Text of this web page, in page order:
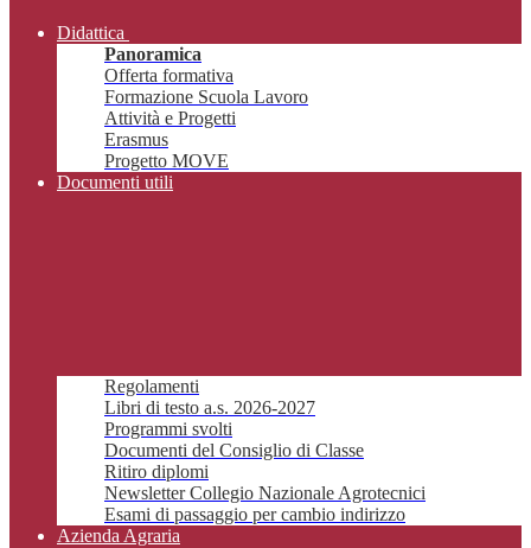
Didattica
Panoramica
Offerta formativa
Formazione Scuola Lavoro
Attività e Progetti
Erasmus
Progetto MOVE
Documenti utili
Regolamenti
Libri di testo a.s. 2026-2027
Programmi svolti
Documenti del Consiglio di Classe
Ritiro diplomi
Newsletter Collegio Nazionale Agrotecnici
Esami di passaggio per cambio indirizzo
Azienda Agraria